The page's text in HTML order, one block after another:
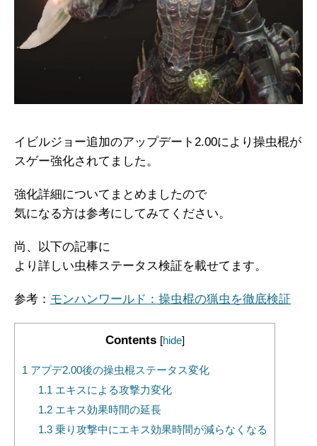
イビルジョー追加のアップデート2.00により操虫棍が
スゲー強化されてました。
強化詳細についてまとめましたので
気になる方は参考にしてみてください。
尚、以下の記事に
より詳しい虫棒ステータス検証を載せてます。
参考： モンハンワールド：操虫棍の猟虫を徹底検証
Contents [hide]
1 アプデ2.00後の操虫棍ステータス変化
1.1 エキスによる攻撃力変化
1.2エキス効果時間の延長
1.3乗り攻撃中にエキス効果時間が減らなくなる